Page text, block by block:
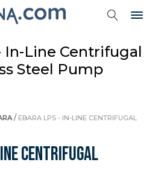
/ EBARA LPS - IN-LINE CENTRIFUGAL
Centrifugal